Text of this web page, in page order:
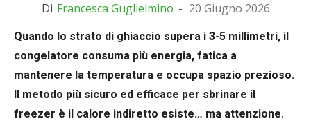
Di Francesca Guglielmino - 20 Giugno 2026
Quando lo strato di ghiaccio supera i 3-5 millimetri, il
congelatore consuma più energia, fatica a
mantenere la temperatura e occupa spazio prezioso.
Il metodo più sicuro ed efficace per sbrinare il
freezer è il calore indiretto esiste… ma attenzione.